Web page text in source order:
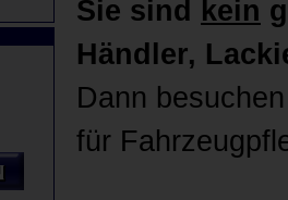
Sie sind kein
Händler,
Dann
für